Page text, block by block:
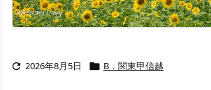
 2026年8月5日  B．関東甲信越